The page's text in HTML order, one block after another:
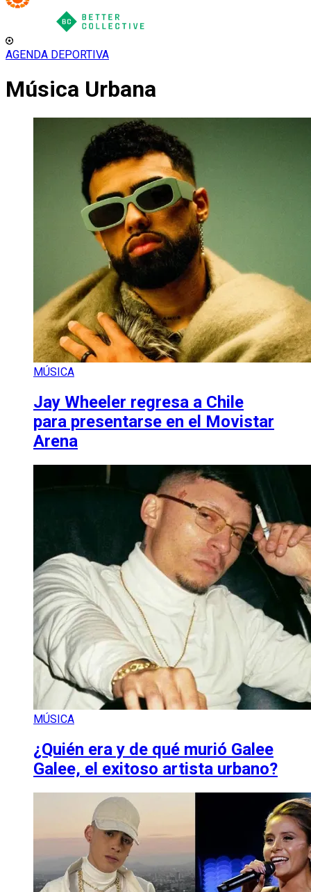
AGENDA DEPORTIVA
Música Urbana
MÚSICA
Jay Wheeler regresa a Chile
para presentarse en el Movistar
Arena
MÚSICA
¿Quién era y de qué murió Galee
Galee, el exitoso artista urbano?